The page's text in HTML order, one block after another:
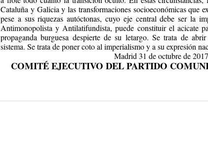
Cataluña y Galicia y las transformaciones socioeconómicas que
pese a sus riquezas autóctonas, cuyo eje central debe ser la
Antimonopolista y Antilatifundista, puede constituir el acicate
propaganda burguesa despierte de su letargo. Se trata de
sistema. Se trata de poner coto al imperialismo y a su expresión
Madrid 31 de octubre de 2017
COMITÉ EJECUTIVO DEL PARTIDO